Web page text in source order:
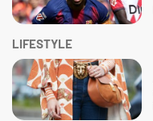
LIFESTYLE